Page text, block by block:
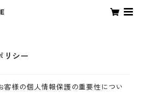
リシー
客様の個人情報保護の重要性につい